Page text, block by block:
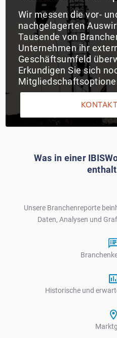
Wir messen die vor-
nachgelagerten
Tausende von
Unternehmen ihr
Geschäftsumfeld
Erkundigen Sie sich
KONTAKT
Was in einer
Unsere Branchenreporte
Daten, Analysen und
Historische und